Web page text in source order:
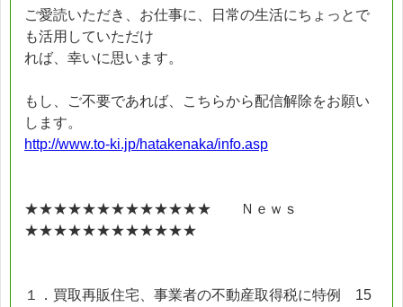
ご愛読いただき、お仕事に、日常の生活にちょっとで
も活用していただけ
れば、幸いに思います。
もし、ご不要であれば、こちらから配信解除をお願い
します。
http://www.to-ki.jp/hatakenaka/info.asp
★★★★★★★★★★★★★ Ｎｅｗｓ
★★★★★★★★★★★★
１．買取再販住宅、事業者の不動産取得税に特例 15